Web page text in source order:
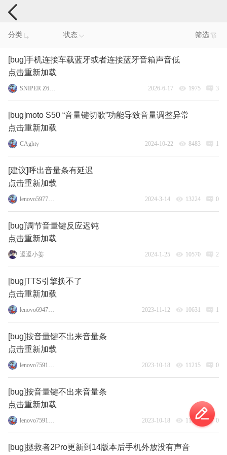
手机反馈
分类 状态 筛选
[bug]手机连接车载蓝牙或者连接蓝牙音箱声音低
点击重新加载
SNIPER Z6pro 2026-6-17 1975 3
[bug]moto S50 “音量键切歌”功能导致音量调整异常
点击重新加载
CAghty 2024-10-22 8483 1
[建议]呼出音量条有延迟
点击重新加载
lenovo59770508 2024-3-14 13224 0
[bug]调节音量键反应迟钝
点击重新加载
逗逗小姜 2024-1-25 10570 2
[bug]TTS引擎换不了
点击重新加载
lenovo69472871 2023-11-12 10631 1
[bug]按音量键不出来音量条
点击重新加载
lenovo75917542 2023-10-18 11215 0
[bug]按音量键不出来音量条
点击重新加载
lenovo75917542 2023-10-18 11358 0
[bug]拯救者2Pro更新到14版本后手机外放没有声音